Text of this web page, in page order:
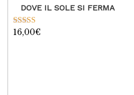
DOVE IL SOLE SI FERMA
Valutato
16,00€